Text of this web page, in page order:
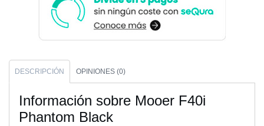
DESCRIPCIÓN OPINIONES (0)
Información sobre Mooer F40i
Phantom Black